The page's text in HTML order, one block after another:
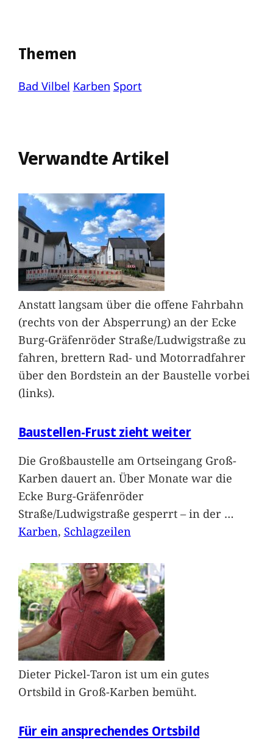
Themen
Bad Vilbel Karben Sport
Verwandte Artikel
Anstatt langsam über die offene Fahrbahn
(rechts von der Absperrung) an der Ecke
Burg-Gräfenröder Straße/Ludwigstraße zu
fahren, brettern Rad- und Motorradfahrer
über den Bordstein an der Baustelle vorbei
(links).
Baustellen-Frust zieht weiter
Die Großbaustelle am Ortseingang Groß-
Karben dauert an. Über Monate war die
Ecke Burg-Gräfenröder
Straße/Ludwigstraße gesperrt – in der …
Karben, Schlagzeilen
Dieter Pickel-Taron ist um ein gutes
Ortsbild in Groß-Karben bemüht.
Für ein ansprechendes Ortsbild